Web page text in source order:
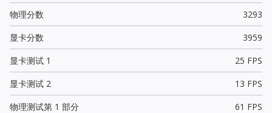
物理分数
3293
显卡分数
3959
显卡测试 1
25 FPS
显卡测试 2
13 FPS
物理测试第 1 部分
61 FPS